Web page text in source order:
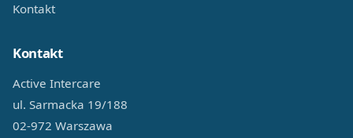
Kontakt
Kontakt
Active Intercare
ul. Sarmacka 19/188
02-972 Warszawa